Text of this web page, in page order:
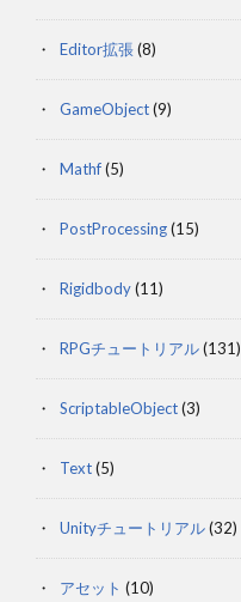
Editor拡張(8)
GameObject(9)
Mathf(5)
PostProcessing(15)
Rigidbody(11)
RPGチュートリアル(131)
ScriptableObject(3)
Text(5)
Unityチュートリアル(32)
アセット (10)